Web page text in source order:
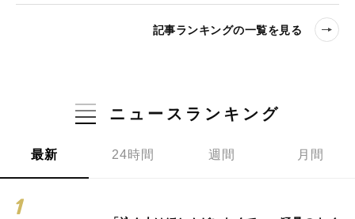
記事ランキングの一覧を見る
ニュースランキング
最新 24時間 週間 月間